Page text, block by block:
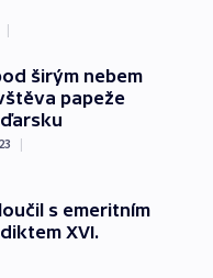
|
širým nebem
papeže
|
s emeritním
XVI.